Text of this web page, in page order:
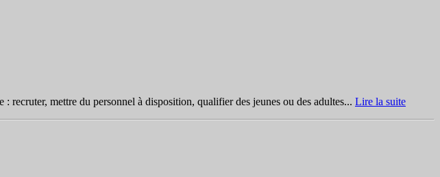
mettre du personnel à disposition, qualifier des jeunes ou des adultes... Lire la suite